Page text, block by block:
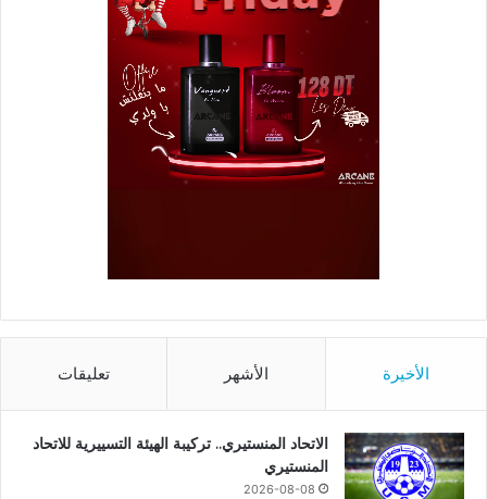
الأخيرة الأشهر تعليقات
الاتحاد المنستيري.. تركيبة الهيئة التسييرية للاتحاد
المنستيري
2026-08-08